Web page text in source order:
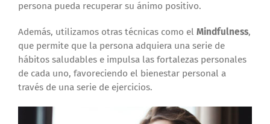
persona pueda recuperar su ánimo positivo.
Además, utilizamos otras técnicas como el Mindfulness,
que permite que la persona adquiera una serie de
hábitos saludables e impulsa las fortalezas personales
de cada uno, favoreciendo el bienestar personal a
través de una serie de ejercicios.